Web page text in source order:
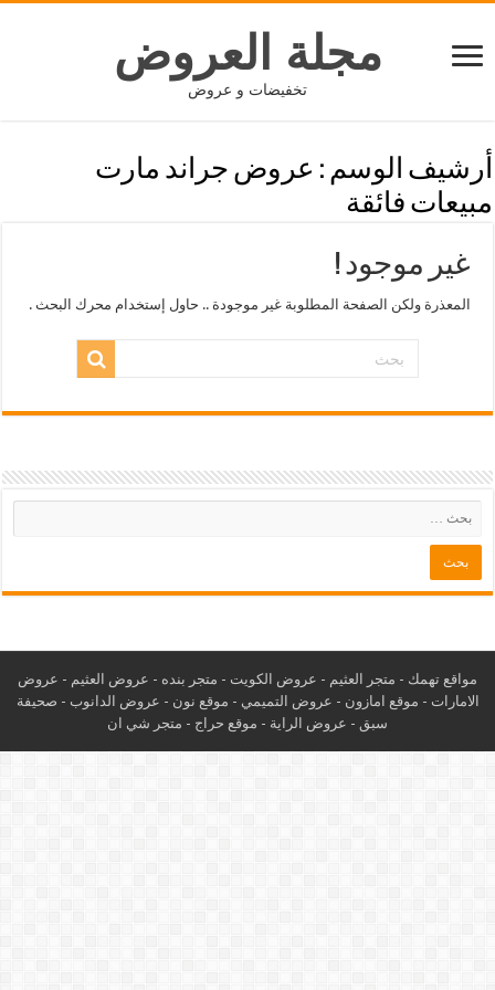
مجلة العروض
تخفيضات و عروض
أرشيف الوسم : عروض جراند مارت
مبيعات فائقة
غير موجود !
المعذرة ولكن الصفحة المطلوبة غير موجودة .. حاول إستخدام محرك البحث .
مواقع تهمك - متجر العثيم - عروض الكويت - متجر بنده - عروض العثيم - عروض
الامارات - موقع امازون - عروض التميمي - موقع نون - عروض الدانوب - صحيفة
سبق - عروض الراية - موقع حراج - متجر شي ان